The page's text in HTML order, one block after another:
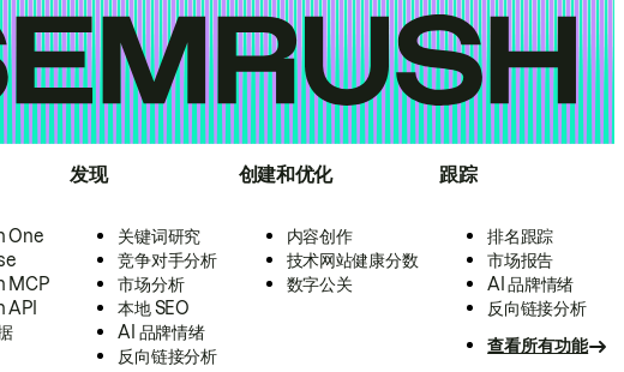
One
MCP
API
发现
关键词研究
竞争对手分析
市场分析
本地 SEO
AI 品牌情绪
反向链接分析
创建和优化
内容创作
技术网站健康分数
数字公关
跟踪
排名跟踪
市场报告
AI 品牌情绪
反向链接分析
查看所有功能